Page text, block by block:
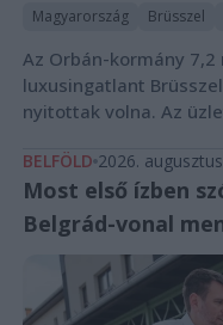
Magyarország Brüsszel
Az Orbán-kormány
luxusingatlant
nyitottak volna. Az
BELFÖLD 2026.
Most első ízben
Belgrád-vonal